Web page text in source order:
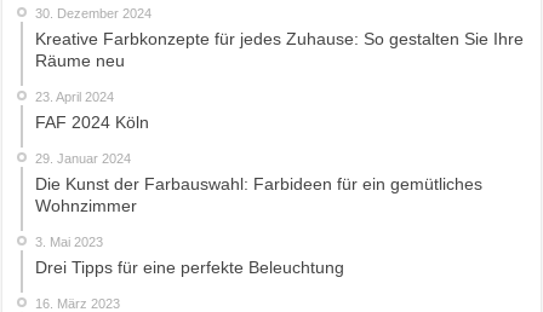
30. Dezember 2024
Kreative Farbkonzepte für jedes Zuhause: So gestalten Sie Ihre
Räume neu
23. April 2024
FAF 2024 Köln
29. Januar 2024
Die Kunst der Farbauswahl: Farbideen für ein gemütliches
Wohnzimmer
3. Mai 2023
Drei Tipps für eine perfekte Beleuchtung
16. März 2023